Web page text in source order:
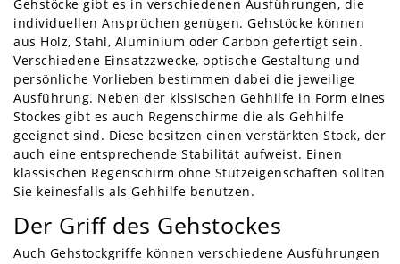
Gehstöcke gibt es in verschiedenen Ausführungen, die
individuellen Ansprüchen genügen. Gehstöcke können
aus Holz, Stahl, Aluminium oder Carbon gefertigt sein.
Verschiedene Einsatzzwecke, optische Gestaltung und
persönliche Vorlieben bestimmen dabei die jeweilige
Ausführung. Neben der klssischen Gehhilfe in Form eines
Stockes gibt es auch Regenschirme die als Gehhilfe
geeignet sind. Diese besitzen einen verstärkten Stock, der
auch eine entsprechende Stabilität aufweist. Einen
klassischen Regenschirm ohne Stützeigenschaften sollten
Sie keinesfalls als Gehhilfe benutzen.
Der Griff des Gehstockes
Auch Gehstockgriffe können verschiedene Ausführungen